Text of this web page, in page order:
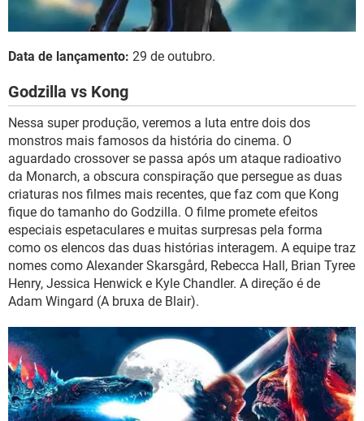
Data de lançamento: 29 de outubro.
Godzilla vs Kong
Nessa super produção, veremos a luta entre dois dos
monstros mais famosos da história do cinema. O
aguardado crossover se passa após um ataque radioativo
da Monarch, a obscura conspiração que persegue as duas
criaturas nos filmes mais recentes, que faz com que Kong
fique do tamanho do Godzilla. O filme promete efeitos
especiais espetaculares e muitas surpresas pela forma
como os elencos das duas histórias interagem. A equipe traz
nomes como Alexander Skarsgård, Rebecca Hall, Brian Tyree
Henry, Jessica Henwick e Kyle Chandler. A direção é de
Adam Wingard (A bruxa de Blair).